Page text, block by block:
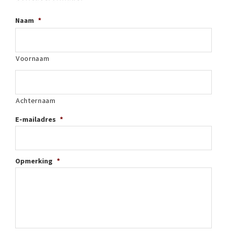
Naam *
Voornaam
Achternaam
E-mailadres *
Opmerking *